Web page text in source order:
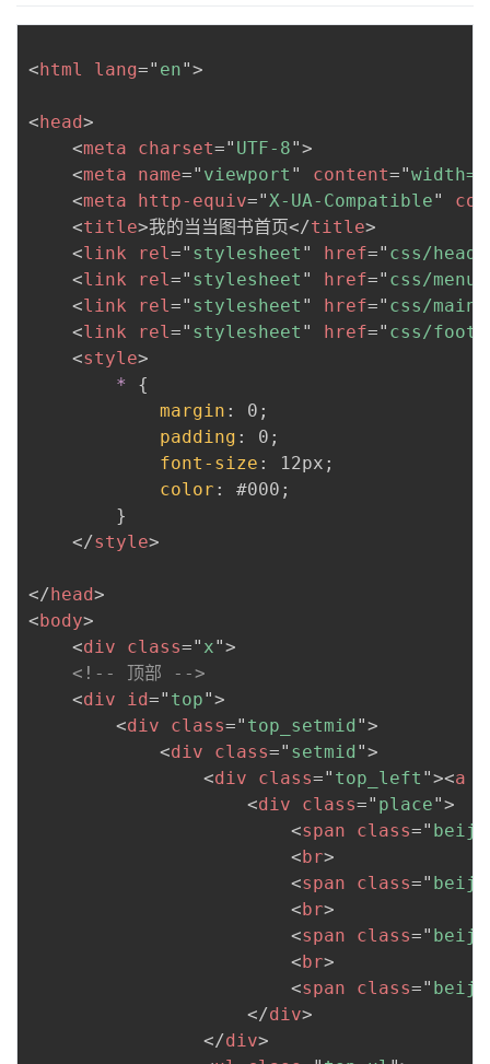
<html lang=" en">
<head>
<meta charset=" UTF-8">
<meta name=" viewport " content="
<meta http-equiv=" X-UA-Compatible"
<title>我的当当图书首页</title>
<link rel =" stylesheet " href=" css/
<link rel =" stylesheet " href=" css/
<link rel =" stylesheet " href=" css/
<link rel =" stylesheet " href=" css/
<style>
*
{
margin : 0 ;
padding : 0 ;
font-size : 12px ;
color : #000 ;
}
</style>
</head>
<body>
<div class=" x">
<!-- 顶部 -->
<div id=" top">
<div class=" top_setmid ">
<div class=" setmid ">
<div class=" top_left "><a
<div class=" place">
<span class="
<br>
<span class="
<br>
<span class="
<br>
<span class="
</div>
</div>